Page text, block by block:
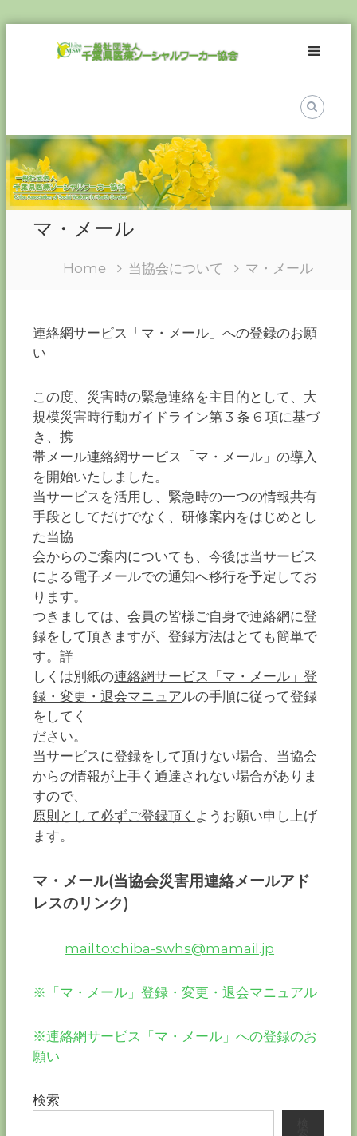
一
般
人
千
葉
県
医
療
ル
ワ
ー
協
会
－
つ
な
ぐ
つ
く
千
葉
の
力
－
マ・メール
Home 当協会について マ・メール
連絡網サービス「マ・メール」への登録のお願
い
この度、災害時の緊急連絡を主目的として、大
規模災害時行動ガイドライン第 3 条 6 項に基づ
き、携
帯メール連絡網サービス「マ・メール」の導入
を開始いたしました。
当サービスを活用し、緊急時の一つの情報共有
手段としてだけでなく、研修案内をはじめとし
た当協
会からのご案内についても、今後は当サービス
による電子メールでの通知へ移行を予定してお
ります。
つきましては、会員の皆様ご自身で連絡網に登
録をして頂きますが、登録方法はとても簡単で
す。詳
しくは別紙の連絡網サービス「マ・メール」登
録・変更・退会マニュアルの手順に従って登録
をしてく
ださい。
当サービスに登録をして頂けない場合、当協会
からの情報が上手く通達されない場合がありま
すので、
原則として必ずご登録頂く ようお願い申し上げ
ます。
マ・メール(当協会災害用連絡メールアド
レスのリンク)
mailto:chiba-swhs@mamail.jp
※「マ・メール」登録・変更・退会マニュアル
※連絡網サービス「マ・メール」への登録のお
願い
検索